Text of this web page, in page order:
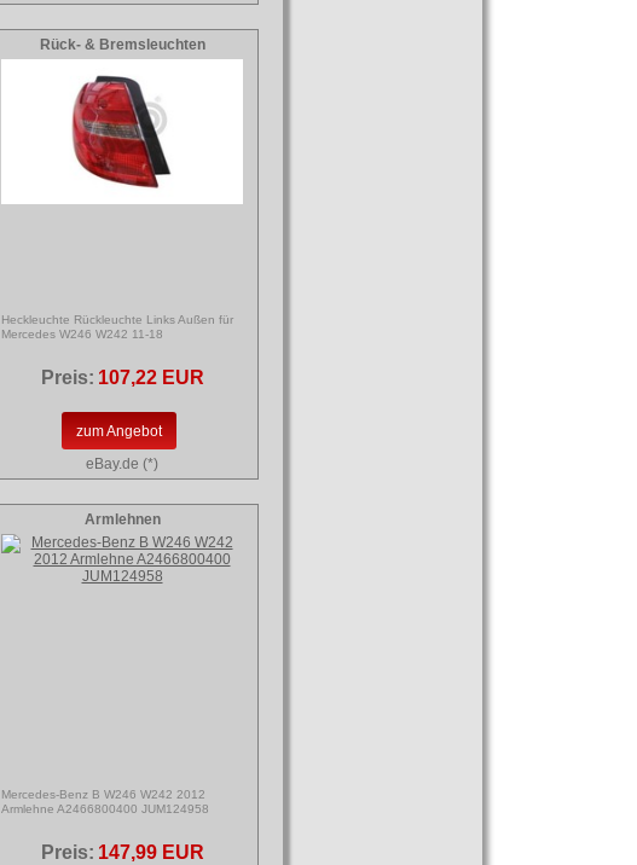
Rück- & Bremsleuchten
Heckleuchte Rückleuchte Links Außen für
Mercedes W246 W242 11-18
Preis: 107,22 EUR
zum Angebot
eBay.de (*)
Armlehnen
Mercedes-Benz B W246 W242 2012
Armlehne A2466800400 JUM124958
Preis: 147,99 EUR